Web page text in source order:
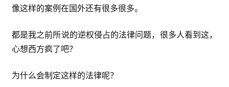
像这样的案例在国外还有很多很多。
都是我之前所说的逆权侵占的法律问题，很多人看到这，
心想西方疯了吧？
为什么会制定这样的法律呢？